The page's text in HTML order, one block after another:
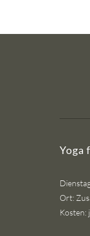
Yoga
Ort:
Kosten: